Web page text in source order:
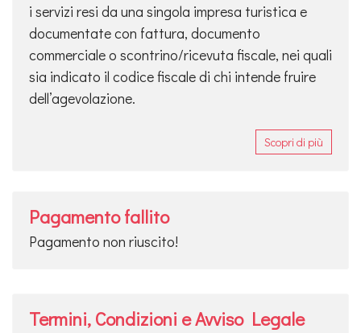
i servizi resi da una singola impresa turistica e
documentate con fattura, documento
commerciale o scontrino/ricevuta fiscale, nei quali
sia indicato il codice fiscale di chi intende fruire
dell’agevolazione.
Scopri di più
Pagamento fallito
Pagamento non riuscito!
Termini, Condizioni e Avviso Legale